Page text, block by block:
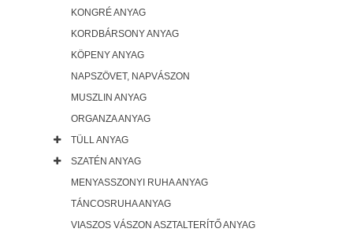
KONGRÉ ANYAG
KORDBÁRSONY ANYAG
KÖPENY ANYAG
NAPSZÖVET, NAPVÁSZON
MUSZLIN ANYAG
ORGANZA ANYAG
TÜLL ANYAG
SZATÉN ANYAG
MENYASSZONYI RUHA ANYAG
TÁNCOSRUHA ANYAG
VIASZOS VÁSZON ASZTALTERÍTŐ ANYAG